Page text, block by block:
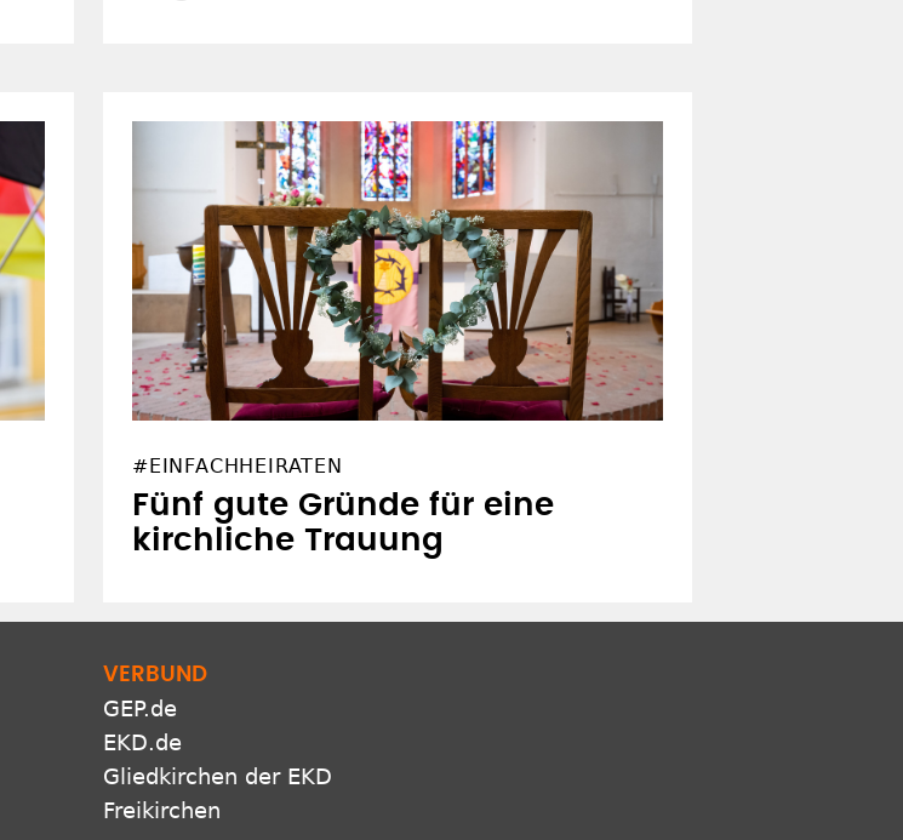
#EINFACHHEIRATEN
Fünf gute Gründe für eine
kirchliche Trauung
VERBUND
GEP.de
EKD.de
Gliedkirchen der EKD
Freikirchen